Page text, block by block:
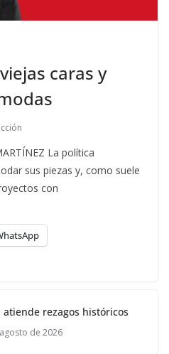
caras y
La política
sus piezas y, como suele
con
atiende rezagos históricos
de 2026